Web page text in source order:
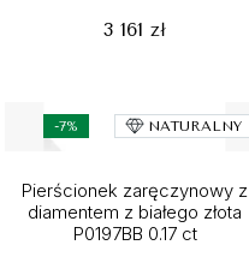
3 161 zł
-7% NATURALNY
Pierścionek zaręczynowy z
diamentem z białego złota
P0197BB 0.17 ct